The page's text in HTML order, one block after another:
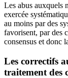
Les abus auxquels
exercée
au moins par des
favorisent, par des
consensus et donc
Les correctifs
traitement des